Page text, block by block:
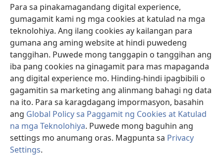
Para sa pinakamagandang digital experience,
gumagamit kami ng mga cookies at katulad na mga
teknolohiya. Ang ilang cookies ay kailangan para
gumana ang aming website at hindi puwedeng
tanggihan. Puwede mong tanggapin o tanggihan ang
iba pang cookies na ginagamit para mas mapaganda
ang digital experience mo. Hinding-hindi ipagbibili o
gagamitin sa marketing ang alinmang bahagi ng data
na ito. Para sa karagdagang impormasyon, basahin
ang Global Policy sa Paggamit ng Cookies at Katulad
na mga Teknolohiya. Puwede mong baguhin ang
settings mo anumang oras. Magpunta sa Privacy
Settings.
(may
na
bagong
window)
Watchtower ONLINE LIBRARY™
(may
bubukas
na
bagong
window)
JW Hub ®
(may
bubukas
bagong
window)
JW Library ®
Watchtower Library®
Copyright© 2026 Watch Tower Bible and Tract Society of Pennsylvania.
KASUNDUAN SA PAGGAMIT